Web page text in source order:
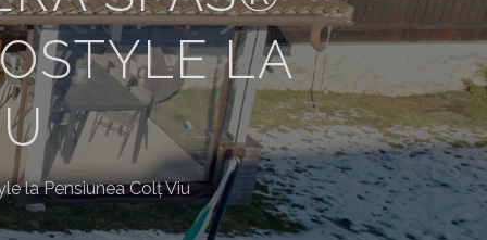
LA
la Pensiunea Colț Viu